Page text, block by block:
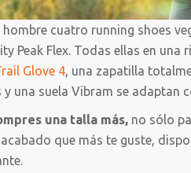
cuatro running shoes
Peak Flex. Todas ellas en
Glove 4, una zapatilla
una suela Vibram se adaptan
una talla más, no sólo
que más te guste,